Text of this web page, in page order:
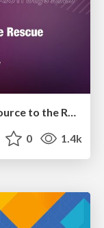
AI in Enterprises - Java and Open Source to the Rescue
0 1.4k